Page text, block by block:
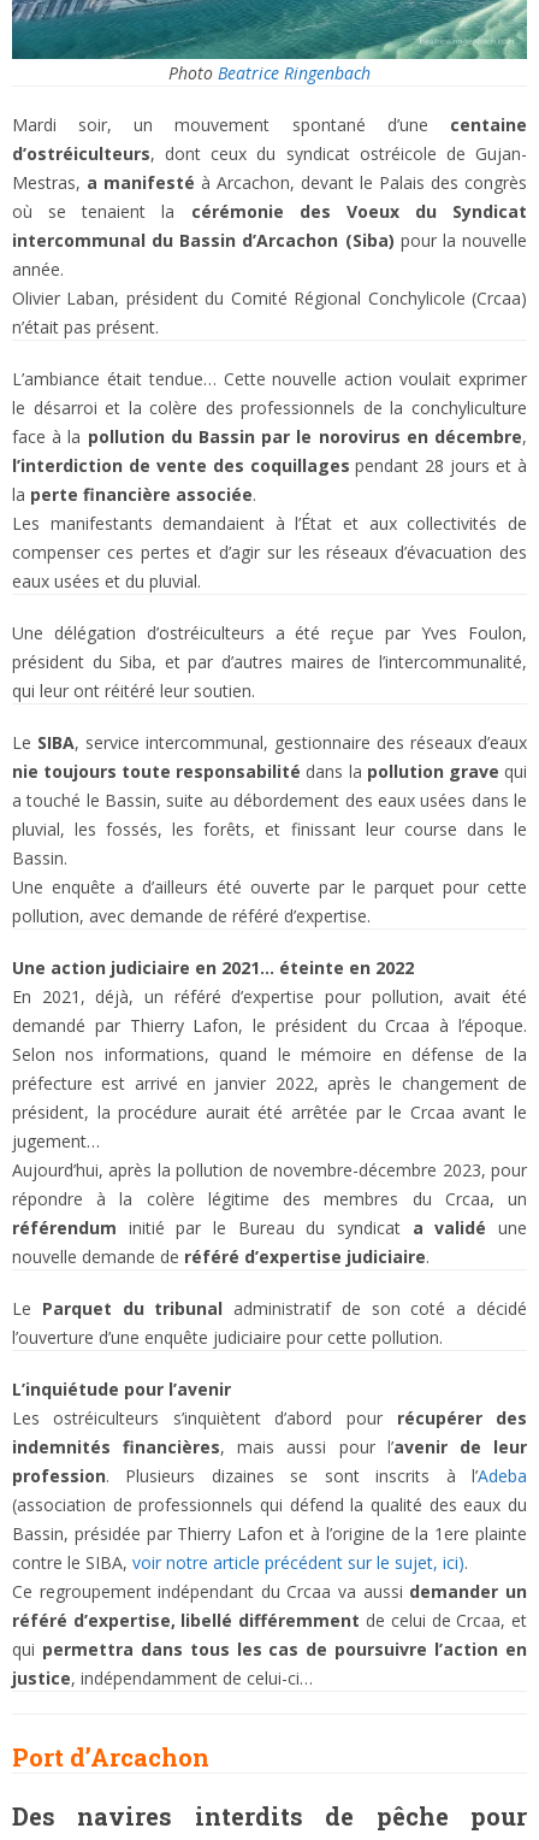
Photo Beatrice Ringenbach
Mardi soir, un mouvement spontané d’une centaine
d’ostréiculteurs, dont ceux du syndicat ostréicole de Gujan-
Mestras, a manifesté à Arcachon, devant le Palais des congrès
où se tenaient la cérémonie des Voeux du Syndicat
intercommunal du Bassin d’Arcachon (Siba) pour la nouvelle
année.
Olivier Laban, président du Comité Régional Conchylicole (Crcaa)
n’était pas présent.
L’ambiance était tendue… Cette nouvelle action voulait exprimer
le désarroi et la colère des professionnels de la conchyliculture
face à la pollution du Bassin par le norovirus en décembre,
l’interdiction de vente des coquillages pendant 28 jours et à
la perte financière associée.
Les manifestants demandaient à l’État et aux collectivités de
compenser ces pertes et d’agir sur les réseaux d’évacuation des
eaux usées et du pluvial.
Une délégation d’ostréiculteurs a été reçue par Yves Foulon,
président du Siba, et par d’autres maires de l’intercommunalité,
qui leur ont réitéré leur soutien.
Le SIBA, service intercommunal, gestionnaire des réseaux d’eaux
nie toujours toute responsabilité dans la pollution grave qui
a touché le Bassin, suite au débordement des eaux usées dans le
pluvial, les fossés, les forêts, et finissant leur course dans le
Bassin.
Une enquête a d’ailleurs été ouverte par le parquet pour cette
pollution, avec demande de référé d’expertise.
Une action judiciaire en 2021… éteinte en 2022
En 2021, déjà, un référé d’expertise pour pollution, avait été
demandé par Thierry Lafon, le président du Crcaa à l’époque.
Selon nos informations, quand le mémoire en défense de la
préfecture est arrivé en janvier 2022, après le changement de
président, la procédure aurait été arrêtée par le Crcaa avant le
jugement…
Aujourd’hui, après la pollution de novembre-décembre 2023, pour
répondre à la colère légitime des membres du Crcaa, un
référendum initié par le Bureau du syndicat a validé une
nouvelle demande de référé d’expertise judiciaire.
Le Parquet du tribunal administratif de son coté a décidé
l’ouverture d’une enquête judiciaire pour cette pollution.
L’inquiétude pour l’avenir
Les ostréiculteurs s’inquiètent d’abord pour récupérer des
indemnités financières, mais aussi pour l’avenir de leur
profession. Plusieurs dizaines se sont inscrits à l’Adeba
(association de professionnels qui défend la qualité des eaux du
Bassin, présidée par Thierry Lafon et à l’origine de la 1ere plainte
contre le SIBA, voir notre article précédent sur le sujet, ici).
Ce regroupement indépendant du Crcaa va aussi demander un
référé d’expertise, libellé différemment de celui de Crcaa, et
qui permettra dans tous les cas de poursuivre l’action en
justice, indépendamment de celui-ci…
Port d’Arcachon
Des navires interdits de pêche pour